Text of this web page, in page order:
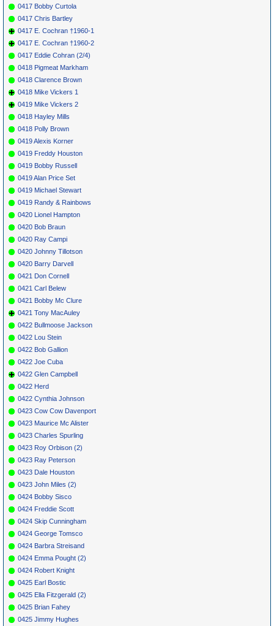
0417 Bobby Curtola
0417 Chris Bartley
0417 E. Cochran †1960-1
0417 E. Cochran †1960-2
0417 Eddie Cohran (2/4)
0418 Pigmeat Markham
0418 Clarence Brown
0418 Mike Vickers 1
0419 Mike Vickers 2
0418 Hayley Mills
0418 Polly Brown
0419 Alexis Korner
0419 Freddy Houston
0419 Bobby Russell
0419 Alan Price Set
0419 Michael Stewart
0419 Randy & Rainbows
0420 Lionel Hampton
0420 Bob Braun
0420 Ray Campi
0420 Johnny Tillotson
0420 Barry Darvell
0421 Don Cornell
0421 Carl Belew
0421 Bobby Mc Clure
0421 Tony MacAuley
0422 Bullmoose Jackson
0422 Lou Stein
0422 Bob Gallion
0422 Joe Cuba
0422 Glen Campbell
0422 Herd
0422 Cynthia Johnson
0423 Cow Cow Davenport
0423 Maurice Mc Alister
0423 Charles Spurling
0423 Roy Orbison (2)
0423 Ray Peterson
0423 Dale Houston
0423 John Miles (2)
0424 Bobby Sisco
0424 Freddie Scott
0424 Skip Cunningham
0424 George Tomsco
0424 Barbra Streisand
0424 Emma Pought (2)
0424 Robert Knight
0425 Earl Bostic
0425 Ella Fitzgerald (2)
0425 Brian Fahey
0425 Jimmy Hughes